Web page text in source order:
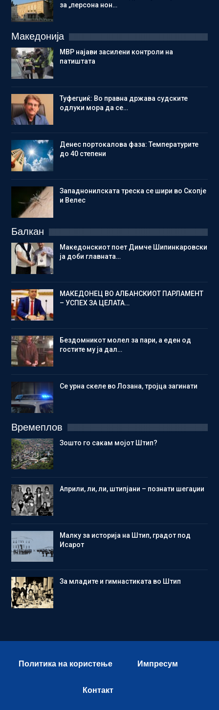
за „персона нон…
Македонија
МВР најави засилени контроли на
патиштата
Туфегџиќ: Во правна држава судските
одлуки мора да се…
Денес портокалова фаза: Температурите
до 40 степени
Западнонилската треска се шири во Скопје
и Велес
Балкан
Македонскиот поет Димче Шипинкаровски
ја доби главната…
МАКЕДОНЕЦ ВО АЛБАНСКИОТ ПАРЛАМЕНТ
– УСПЕХ ЗА ЦЕЛАТА…
Бездомникот молел за пари, а еден од
гостите му ја дал…
Се урна скеле во Лозана, тројца загинати
Времеплов
Зошто го сакам мојот Штип?
Aприли, ли, ли, штипјани – познати шегаџии
Малку за историја на Штип, градот под
Исарот
Зa младите и гимнастиката во Штип
Политика на користење Импресум
Контакт